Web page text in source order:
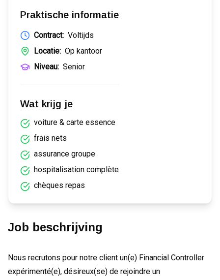
Praktische informatie
Contract: Voltijds
Locatie: Op kantoor
Niveau: Senior
Wat krijg je
voiture & carte essence
frais nets
assurance groupe
hospitalisation complète
chèques repas
Job beschrijving
Nous recrutons pour notre client un(e) Financial Controller
expérimenté(e), désireux(se) de rejoindre un